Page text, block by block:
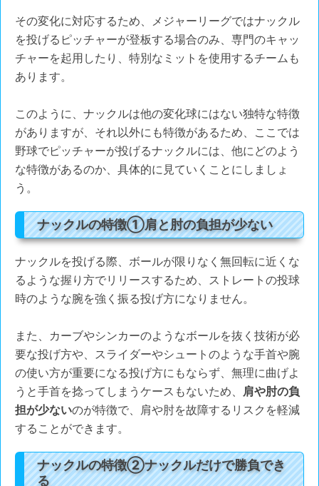
その変化に対応するため、メジャーリーグではナックル
を投げるピッチャーが登板する場合のみ、専門のキャッ
チャーを起用したり、特別なミットを使用するチームも
あります。
このように、ナックルは他の変化球にはない独特な特徴
がありますが、それ以外にも特徴があるため、ここでは
野球でピッチャーが投げるナックルには、他にどのよう
な特徴があるのか、具体的に見ていくことにしましょ
う。
ナックルの特徴➀肩と肘の負担が少ない
ナックルを投げる際、ボールが限りなく無回転に近くな
るような握り方でリリースするため、ストレートの投球
時のような腕を強く振る投げ方になりません。
また、カーブやシンカーのようなボールを抜く技術が必
要な投げ方や、スライダーやシュートのような手首や腕
の使い方が重要になる投げ方にもならず、無理に曲げよ
うと手首を捻ってしまうケースもないため、 肩や肘の負
担が少ないのが特徴で、肩や肘を故障するリスクを軽減
することができます。
ナックルの特徴②ナックルだけで勝負でき
る